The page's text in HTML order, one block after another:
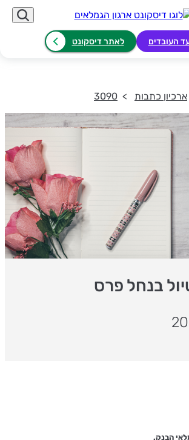
העובדים לאתר דיסקונט
ארכיון כתבות 3090
בנחל פרס
הבנק.